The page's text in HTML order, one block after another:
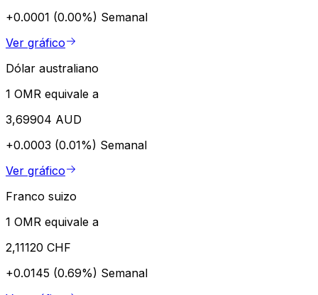
+0.0001 (0.00%) Semanal
Ver gráfico
Dólar australiano
1 OMR equivale a
3,69904 AUD
+0.0003 (0.01%) Semanal
Ver gráfico
Franco suizo
1 OMR equivale a
2,11120 CHF
+0.0145 (0.69%) Semanal